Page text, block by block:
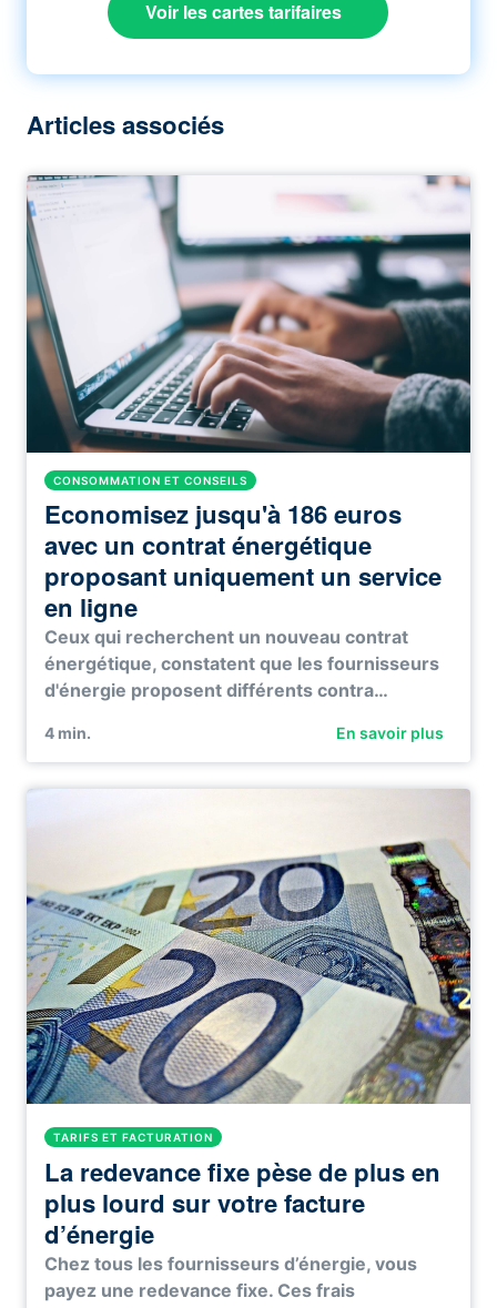
Voir les cartes tarifaires
Articles associés
CONSOMMATION ET CONSEILS
Economisez jusqu'à 186 euros
avec un contrat énergétique
proposant uniquement un service
en ligne
Ceux qui recherchent un nouveau contrat
énergétique, constatent que les fournisseurs
d'énergie proposent différents contra…
4 min. En savoir plus
TARIFS ET FACTURATION
La redevance fixe pèse de plus en
plus lourd sur votre facture
d’énergie
Chez tous les fournisseurs d’énergie, vous
payez une redevance fixe. Ces frais